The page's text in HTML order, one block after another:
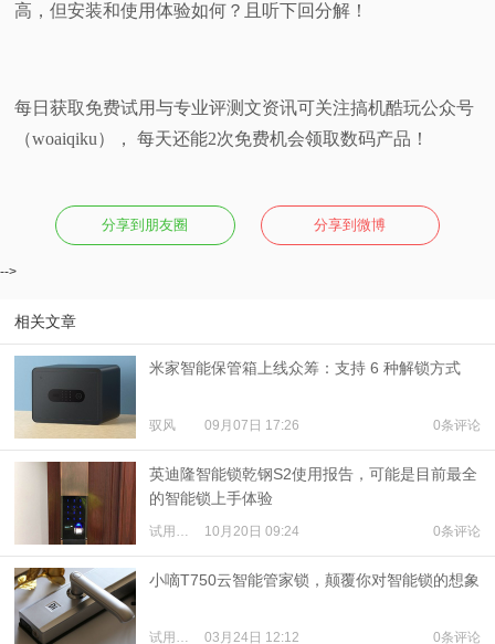
高，但安装和使用体验如何？且听下回分解！
每日获取免费试用与专业评测文资讯可关注搞机酷玩公众号
（woaiqiku）， 每天还能2次免费机会领取数码产品！
分享到朋友圈 分享到微博
-->
相关文章
米家智能保管箱上线众筹：支持 6 种解锁方式
驭风 09月07日 17:26 0条评论
英迪隆智能锁乾钢S2使用报告，可能是目前最全
的智能锁上手体验
试用体验 10月20日 09:24 0条评论
小嘀T750云智能管家锁，颠覆你对智能锁的想象
试用体验 03月24日 12:12 0条评论